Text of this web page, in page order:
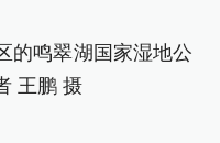
的鸣翠湖国家湿地公
王鹏 摄